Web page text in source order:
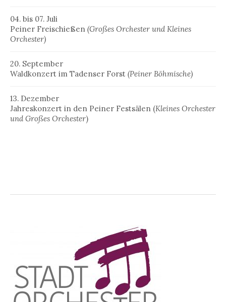
04. bis 07. Juli
Peiner Freischießen (Großes Orchester und Kleines
Orchester)
20. September
Waldkonzert im Tadenser Forst (Peiner Böhmische)
13. Dezember
Jahreskonzert in den Peiner Festsälen (Kleines Orchester
und Großes Orchester)